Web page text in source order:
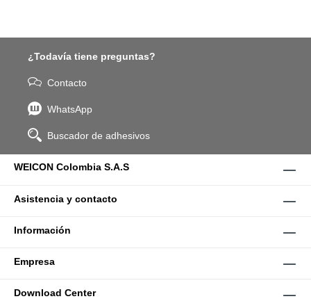
¿Todavía tiene preguntas?
Contacto
WhatsApp
Buscador de adhesivos
WEICON Colombia S.A.S
Asistencia y contacto
Información
Empresa
Download Center